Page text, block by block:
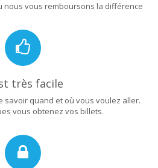
nous vous remboursons la différence
très facile
savoir quand et où vous voulez aller.
vous obtenez vos billets.